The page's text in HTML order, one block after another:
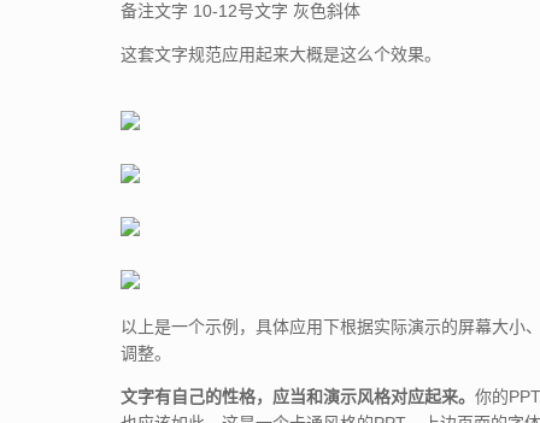
备注文字 10-12号文字 灰色斜体
这套文字规范应用起来大概是这么个效果。
以上是一个示例，具体应用下根据实际演示的屏幕大小
调整。
文字有自己的性格，应当和演示风格对应起来。 你的